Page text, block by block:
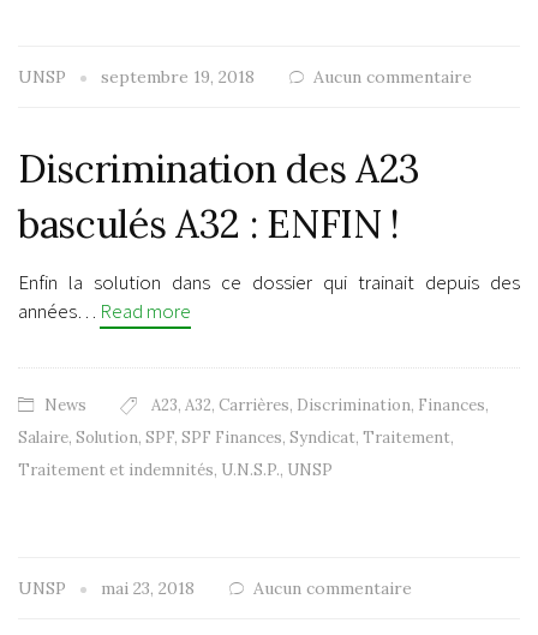
UNSP septembre 19, 2018 Aucun commentaire
Discrimination des A23
basculés A32 : ENFIN !
Enfin la solution dans ce dossier qui trainait depuis des
années… Read more
News A23, A32, Carrières, Discrimination, Finances,
Salaire, Solution, SPF, SPF Finances, Syndicat, Traitement,
Traitement et indemnités, U.N.S.P., UNSP
UNSP mai 23, 2018 Aucun commentaire